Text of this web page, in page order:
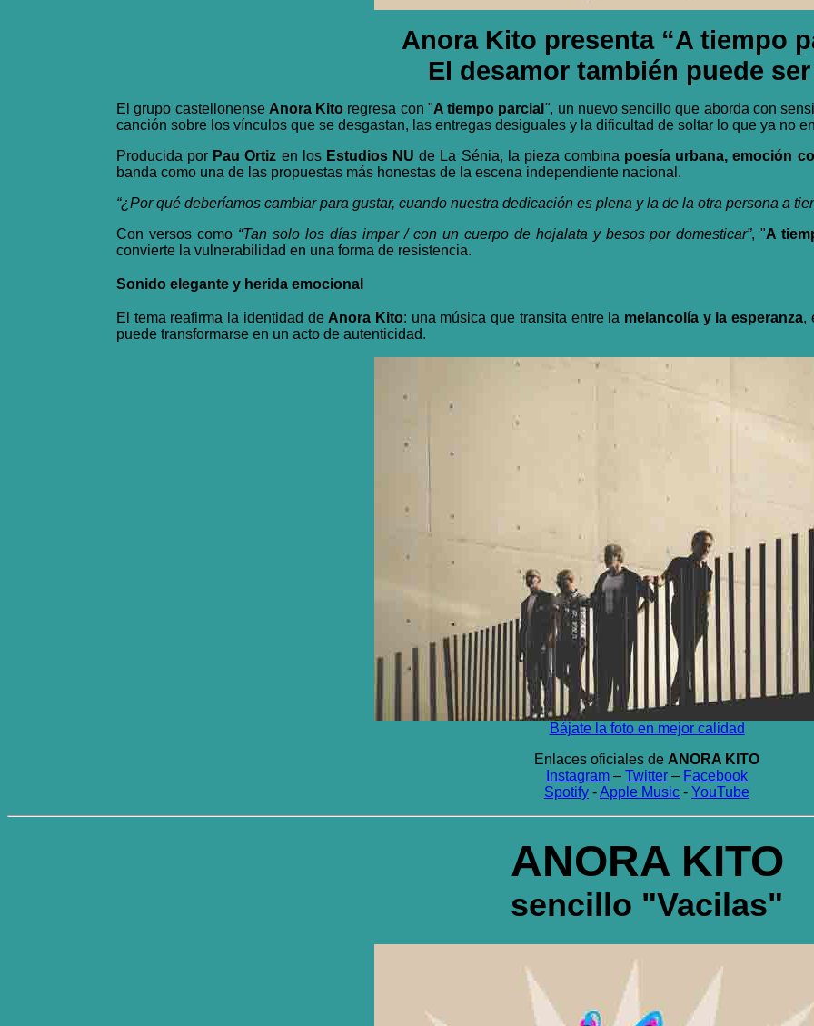
Anora Kito presenta “A tiempo
El desamor también puede
El grupo castellonense Anora Kito regresa con "A tiempo parcial ", un nuevo sencillo que aborda con
canción sobre los vínculos que se desgastan, las entregas desiguales y la dificultad de soltar lo que ya no
Producida por Pau Ortiz en los Estudios NUde La Sénia, la pieza combina poesía urbana, emoción
banda como una de las propuestas más honestas de la escena independiente nacional.
“¿Por qué deberíamos cambiar para gustar, cuando nuestra dedicación es plena y la de la otra persona a
Con versos como “Tan solo los días impar / con un cuerpo de hojalata y besos por domesticar”, "A
convierte la vulnerabilidad en una forma de resistencia.
Sonido elegante y herida emocional
El tema reafirma la identidad de Anora Kito: una música que transita entre la melancolía y la esperanza,
puede transformarse en un acto de autenticidad.
Bájate la foto en mejor calidad
Enlaces oficiales de ANORA KITO
Instagram – Twitter – Facebook
Spotify -Apple Music - YouTube
ANORA KITO
sencillo "Vacilas"